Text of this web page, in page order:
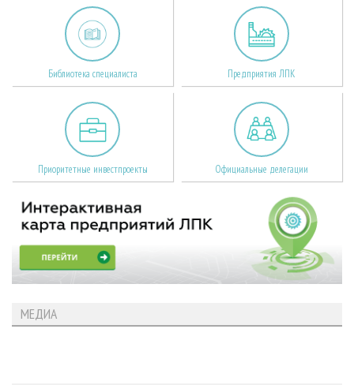
Библиотека специалиста Предприятия ЛПК
Приоритетные инвестпроекты Официальные делегации
МЕДИА